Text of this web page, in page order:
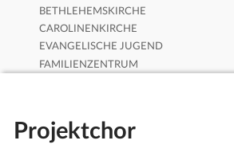
BETHLEHEMSKIRCHE
CAROLINENKIRCHE
EVANGELISCHE JUGEND
FAMILIENZENTRUM
Projektchor